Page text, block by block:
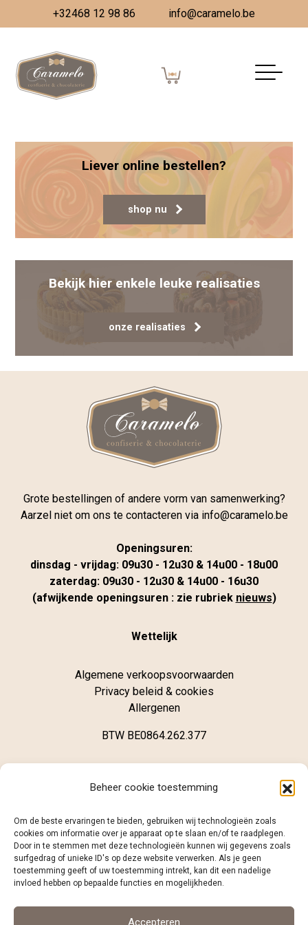
Beheer cookie toestemming
Om de beste ervaringen te bieden, gebruiken wij technologieën zoals
cookies om informatie over je apparaat op te slaan en/of te raadplegen.
Door in te stemmen met deze technologieën kunnen wij gegevens zoals
surfgedrag of unieke ID's op deze website verwerken. Als je geen
toestemming geeft of uw toestemming intrekt, kan dit een nadelige
invloed hebben op bepaalde functies en mogelijkheden.
Accepteren
+32468 12 98 86 info@caramelo.be
Gepubliceerd op 18 februari 2022
(5 juli 2022)
door Vanessa Dombrecht
Liever online bestellen?
shop nu
Bekijk hier enkele leuke realisaties
onze realisaties
Grote bestellingen of andere vorm van samenwerking?
Aarzel niet om ons te contacteren via info@caramelo.be
Openingsuren:
dinsdag - vrijdag: 09u30 - 12u30 & 14u00 - 18u00
zaterdag: 09u30 - 12u30 & 14u00 - 16u30
(afwijkende openingsuren : zie rubriek nieuws)
Wettelijk
Algemene verkoopsvoorwaarden
Privacy beleid & cookies
Allergenen
BTW BE0864.262.377
B-8020 Oostkamp
+32 (0)468 12 98 86
info@caramelo.be
Volg ons